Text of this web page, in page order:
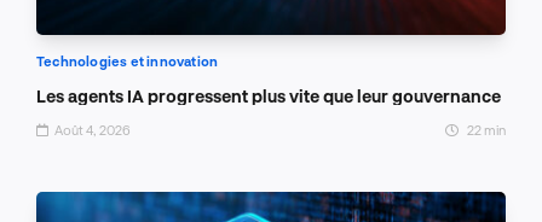
Technologies et innovation
Les agents IA progressent plus vite que leur gouvernance
Août 4, 2026 22 min